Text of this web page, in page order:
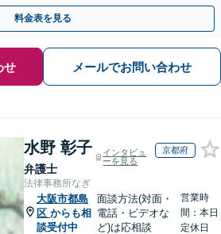
すく説明
料金表を見る
せ メールでお問い合わせ
水野 彰子
弁護士
インタビュ
ーを見る
京都府
法律事務所なぎ
大阪市都島
区 からも相
談受付中
面談方法(対面・
電話・ビデオな
ど)は応相談
営業時
間：本日
定休日